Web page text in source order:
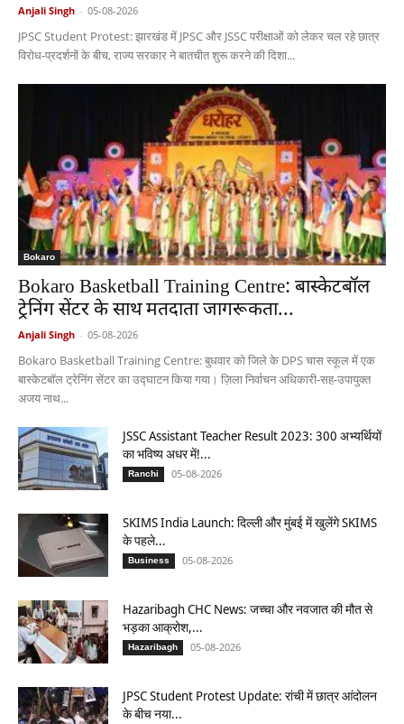
Anjali Singh - 05-08-2026
JPSC Student Protest: झारखंड में JPSC और JSSC परीक्षाओं को लेकर चल रहे छात्र
विरोध-प्रदर्शनों के बीच, राज्य सरकार ने बातचीत शुरू करने की दिशा...
Bokaro
Bokaro Basketball Training Centre: बास्केटबॉल
ट्रेनिंग सेंटर के साथ मतदाता जागरूकता...
Anjali Singh - 05-08-2026
Bokaro Basketball Training Centre: बुधवार को जिले के DPS चास स्कूल में एक
बास्केटबॉल ट्रेनिंग सेंटर का उद्घाटन किया गया। ज़िला निर्वाचन अधिकारी-सह-उपायुक्त
अजय नाथ...
JSSC Assistant Teacher Result 2023: 300 अभ्यर्थियों
का भविष्य अधर में!...
Ranchi 05-08-2026
SKIMS India Launch: दिल्ली और मुंबई में खुलेंगे SKIMS
के पहले...
Business 05-08-2026
Hazaribagh CHC News: जच्चा और नवजात की मौत से
भड़का आक्रोश,...
Hazaribagh 05-08-2026
JPSC Student Protest Update: रांची में छात्र आंदोलन
के बीच नया...